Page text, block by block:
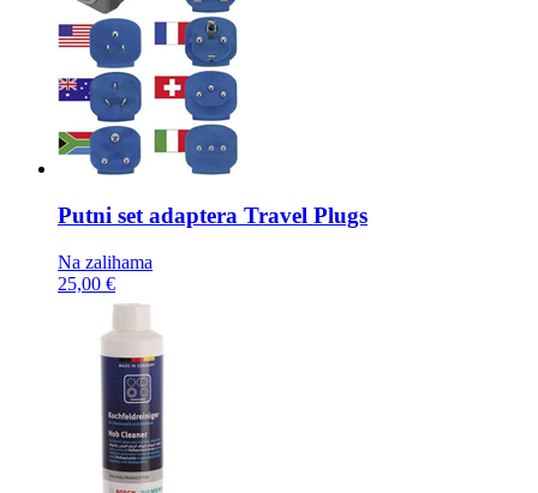
Putni set adaptera Travel Plugs
Na zalihama
25,00 €